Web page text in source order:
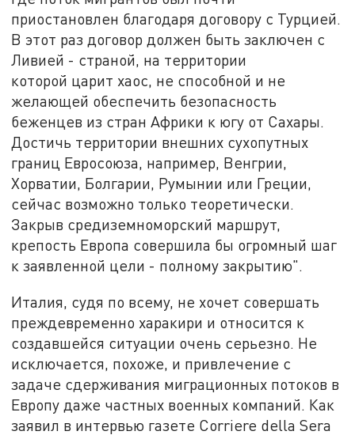
приостановлен благодаря договору с Турцией.
В этот раз договор должен быть заключен с
Ливией - страной, на территории
которой царит хаос, не способной и не
желающей обеспечить безопасность
беженцев из стран Африки к югу от Сахары.
Достичь территории внешних сухопутных
границ Евросоюза, например, Венгрии,
Хорватии, Болгарии, Румынии или Греции,
сейчас возможно только теоретически.
Закрыв средиземноморский маршрут,
крепость Европа совершила бы огромный шаг
к заявленной цели - полному закрытию".
Италия, судя по всему, не хочет совершать
преждевременно харакири и относится к
создавшейся ситуации очень серьезно. Не
исключается, похоже, и привлечение с
задаче сдерживания миграционных потоков в
Европу даже частных военных компаний. Как
заявил в интервью газете Corriere della Sera